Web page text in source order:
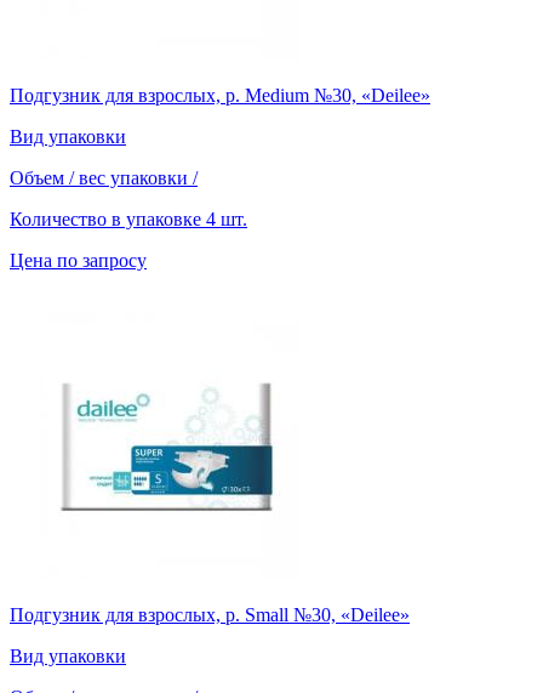
Подгузник для взрослых, р. Medium №30, «Deilee»
Вид упаковки
Объем / вес упаковки /
Количество в упаковке 4 шт.
Цена по запросу
Подгузник для взрослых, р. Small №30, «Deilee»
Вид упаковки